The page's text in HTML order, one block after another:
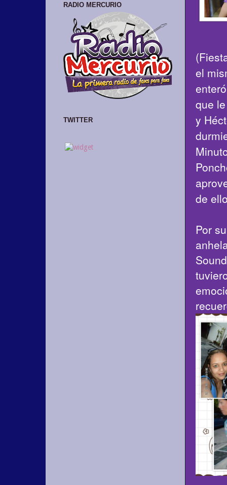
el
que
y
de
Por
RADIO MERCURIO
TWITTER